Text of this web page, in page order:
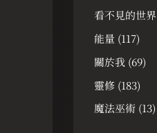
看不見的世界
能量 (117)
關於我 (69)
靈修 (183)
魔法巫術 (13)